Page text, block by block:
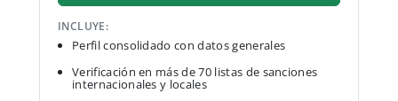
INCLUYE:
Perfil consolidado con datos generales
Verificación en más de 70 listas de sanciones
internacionales y locales